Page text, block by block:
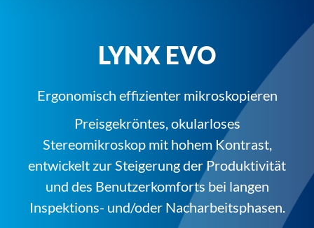
LYNX EVO
Ergonomisch effizienter mikroskopieren
Preisgekröntes, okularloses
Stereomikroskop mit hohem Kontrast,
entwickelt zur Steigerung der Produktivität
und des Benutzerkomforts bei langen
Inspektions- und/oder Nacharbeitsphasen.